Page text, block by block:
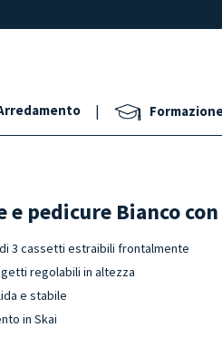
|
e pedicure Bianco
3 cassetti estraibili frontalmente
regolabili in altezza
e stabile
in Skai